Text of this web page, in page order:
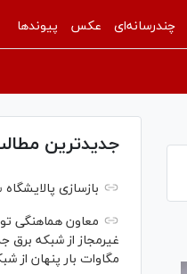
چندرسانه‌ای عکس پیوندها
جدیدترین
بازسازی
مگاوات بار پنهان از